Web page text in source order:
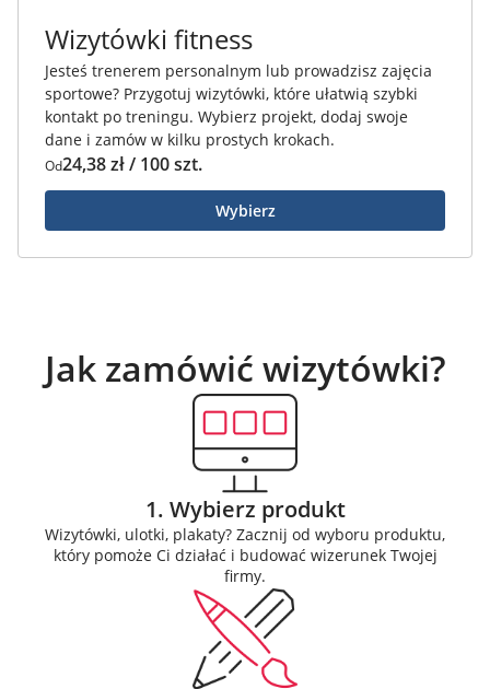
Wizytówki fitness
Jesteś trenerem personalnym lub prowadzisz zajęcia
sportowe? Przygotuj wizytówki, które ułatwią szybki
kontakt po treningu. Wybierz projekt, dodaj swoje
dane i zamów w kilku prostych krokach.
Od24,38 zł / 100 szt.
Wybierz
Jak zamówić wizytówki?
1. Wybierz produkt
Wizytówki, ulotki, plakaty? Zacznij od wyboru produktu,
który pomoże Ci działać i budować wizerunek Twojej
firmy.